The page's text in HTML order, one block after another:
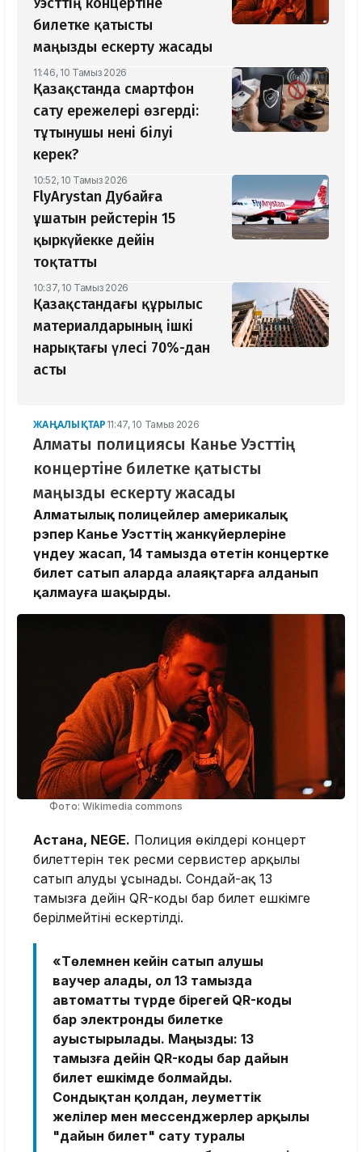
билетке қатысты
маңызды ескерту жасады
11:46, 10 Тамыз 2026
Қазақстанда смартфон
сату ережелері өзгерді:
тұтынушы нені білуі
керек?
10:52, 10 Тамыз 2026
FlyArystan Дубайға
ұшатын рейстерін 15
қыркүйекке дейін
тоқтатты
10:37, 10 Тамыз 2026
Қазақстандағы құрылыс
материалдарының ішкі
нарықтағы үлесі 70%-дан
асты
ЖАҢАЛЫҚТАР 11:47, 10 Тамыз 2026
Алматы полициясы Канье Уэсттің
концертіне билетке қатысты
маңызды ескерту жасады
Алматылық полицейлер америкалық
рэпер Канье Уэсттің жанкүйерлеріне
үндеу жасап, 14 тамызда өтетін концертке
билет сатып аларда алаяқтарға алданып
қалмауға шақырды.
Фото: Wikimedia commons
Астана, NEGE. Полиция өкілдері концерт
билеттерін тек ресми сервистер арқылы
сатып алуды ұсынады. Сондай-ақ 13
тамызға дейін QR-коды бар билет ешкімге
берілмейтіні ескертілді.
«Төлемнен кейін сатып алушы
ваучер алады, ол 13 тамызда
автоматты түрде бірегей QR-коды
бар электронды билетке
ауыстырылады. Маңызды: 13
тамызға дейін QR-коды бар дайын
билет ешкімде болмайды.
Сондықтан қолдан, әлеуметтік
желілер мен мессенджерлер арқылы
"дайын билет" сату туралы